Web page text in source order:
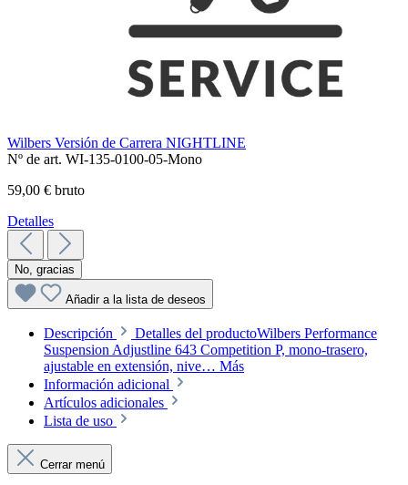
Wilbers Versión de Carrera NIGHTLINE
Nº de art. WI-135-0100-05-Mono
59,00 € bruto
Detalles
No, gracias
Añadir a la lista de deseos
Descripción
Detalles del productoWilbers Performance
Suspension Adjustline 643 Competition P, mono-trasero,
ajustable en extensión, nive… Más
Información adicional
Artículos adicionales
Lista de uso
Cerrar menú